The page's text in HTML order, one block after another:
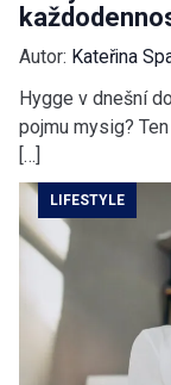
Autor: Kateřina
Hygge v dnešní
pojmu mysig?
[…]
LIFESTYLE